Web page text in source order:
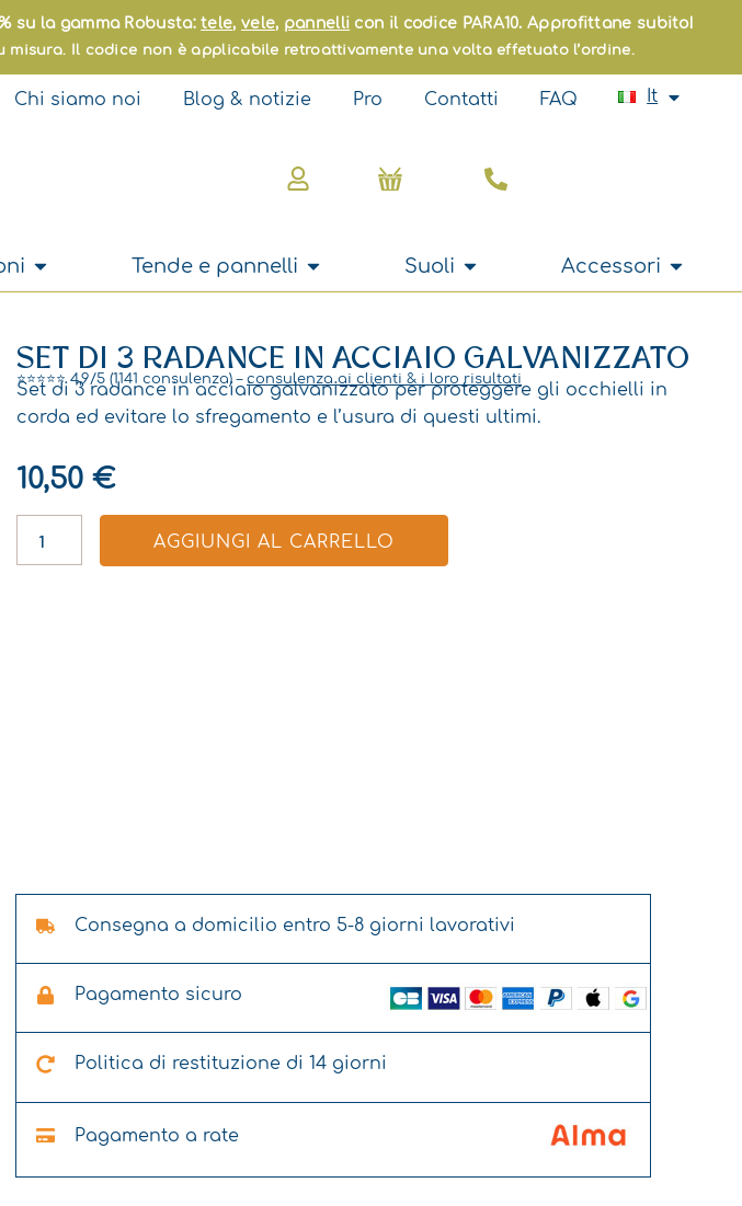
su la gamma Robusta:tele, vele, pannelli con il codice PARA10. Approfittane subito!
Il codice non è applicabile retroattivamente una volta effetuato l’ordine.
Chi siamo noi Blog & notizie Pro Contatti FAQ It
Fr
Pt
Nl
Carrello
Apri OmbrelloniTende e pannelli Apri Tende e pannelli
Suoli Apri Suoli Accessori Apri
SET DI 3 RADANCE IN ACCIAIO GALVANIZZATO
⭐⭐⭐⭐⭐ 4,9/5 (1141 consulenza) – consulenza ai clienti & i loro risultati
Set di 3 radance in acciaio galvanizzato per proteggere gli occhielli in
corda ed evitare lo sfregamento e l’usura di questi ultimi.
10,50 €
SET
DI
AGGIUNGI AL CARRELLO
Consegna a domicilio entro 5-8 giorni lavorativi
Pagamento sicuro
Politica di restituzione di 14 giorni
Pagamento a rate